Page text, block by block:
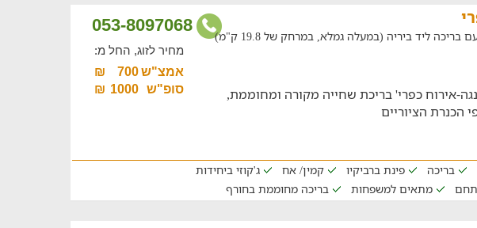
053-8097068
ליד ביריה (במעלה גמלא, במרחק של 19.8 ק"מ)
אירוח כפרי' בריכת שחייה מקורה ומחוממת,
הכנרת הציוריים
מחיר לזוג, החל מ:
אמצ"ש700
₪
סופ"ש
1000
₪
בריכה פינת ברביקיו קמין/ אח
ג'קוזי ביחידות
מתאים למשפחות בריכה מחוממת בחורף